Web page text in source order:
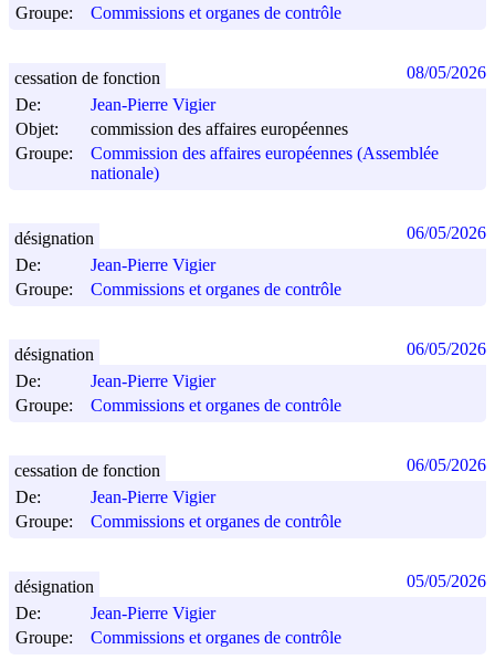
Groupe:
Commissions et organes de contrôle
De:
Jean-Pierre Vigier
Objet:
commission des affaires européennes
Groupe:
Commission des affaires européennes (Assemblée
nationale)
cessation de fonction 08/05/2026
De:
Jean-Pierre Vigier
Groupe:
Commissions et organes de contrôle
désignation 06/05/2026
De:
Jean-Pierre Vigier
Groupe:
Commissions et organes de contrôle
désignation 06/05/2026
De:
Jean-Pierre Vigier
Groupe:
Commissions et organes de contrôle
cessation de fonction 06/05/2026
De:
Jean-Pierre Vigier
Groupe:
Commissions et organes de contrôle
désignation 05/05/2026